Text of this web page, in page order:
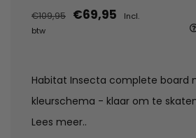
€109,95 €69,95
Incl.
btw
Habitat Insecta complete board
kleurschema - klaar om te
Lees meer..